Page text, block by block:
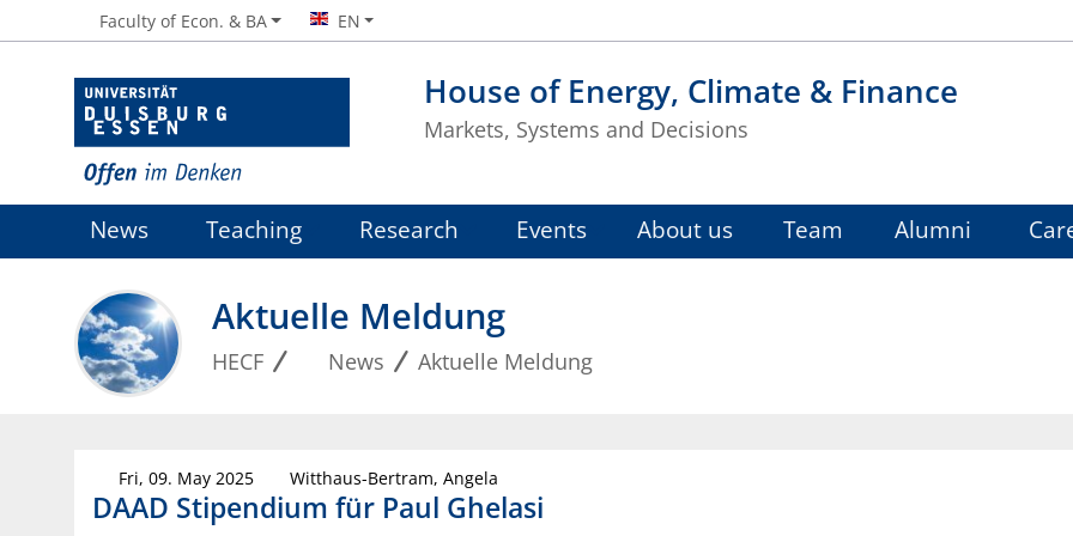
House of Energy, Climate & Finance
Markets, Systems and Decisions
Faculty of Econ. & BA EN
News Teaching Research Events About us Team Alumni
Aktuelle Meldung
HECF News Aktuelle Meldung
Fri, 09. May 2025 Witthaus-Bertram, Angela
DAAD Stipendium für Paul Ghelasi